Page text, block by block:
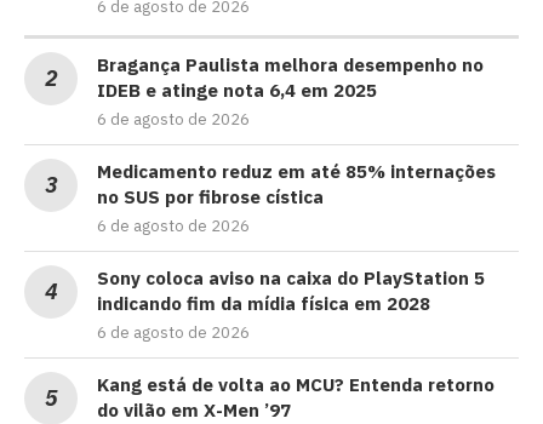
6 de agosto de 2026
Bragança Paulista melhora desempenho no
IDEB e atinge nota 6,4 em 2025
6 de agosto de 2026
Medicamento reduz em até 85% internações
no SUS por fibrose cística
6 de agosto de 2026
Sony coloca aviso na caixa do PlayStation 5
indicando fim da mídia física em 2028
6 de agosto de 2026
Kang está de volta ao MCU? Entenda retorno
do vilão em X-Men ’97